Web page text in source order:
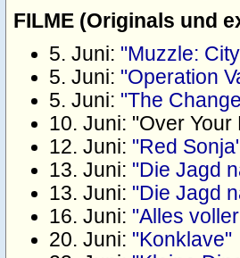
FILME (Originals und
5. Juni: "Muzzle:
5. Juni: "Operation
5. Juni: "The
10. Juni: "Over Your
12. Juni: "Red
13. Juni: "Die Jagd
13. Juni: "Die Jagd
16. Juni: "Alles
20. Juni: "Konklave"